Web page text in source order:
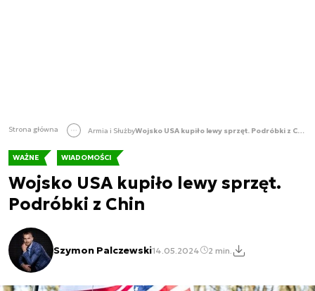
Strona główna Armia i Służby Wojsko USA kupiło lewy sprzęt. Podróbki z Chin
WAŻNE WIADOMOŚCI
Wojsko USA kupiło lewy sprzęt.
Podróbki z Chin
Szymon Palczewski14.05.2024 2 min.